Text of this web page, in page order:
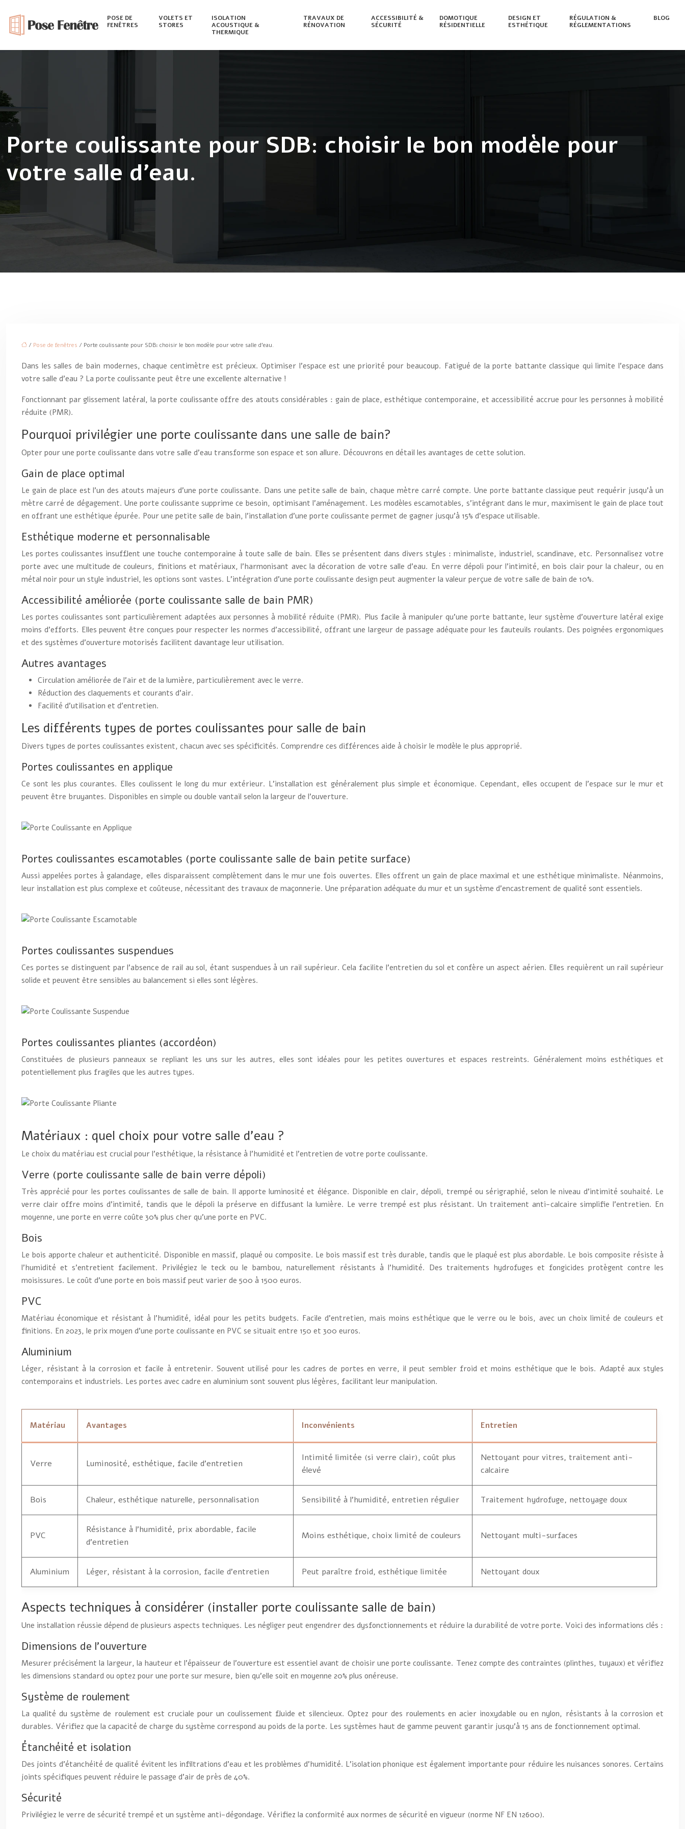
POSE DE
FENÊTRES
VOLETS ET
STORES
ISOLATION
ACOUSTIQUE &
THERMIQUE
TRAVAUX DE
RÉNOVATION
ACCESSIBILITÉ &
SÉCURITÉ
DOMOTIQUE
RÉSIDENTIELLE
DESIGN ET
ESTHÉTIQUE
RÉGULATION &
RÉGLEMENTATIONS
BLOG
Porte coulissante pour SDB: choisir le bon modèle pour
votre salle d’eau.
/ Pose de fenêtres / Porte coulissante pour SDB: choisir le bon modèle pour votre salle d’eau.
Dans les salles de bain modernes, chaque centimètre est précieux. Optimiser l’espace est une priorité pour beaucoup. Fatigué de la porte battante classique qui limite l’espace dans
votre salle d’eau ? La porte coulissante peut être une excellente alternative !
Fonctionnant par glissement latéral, la porte coulissante offre des atouts considérables : gain de place, esthétique contemporaine, et accessibilité accrue pour les personnes à mobilité
réduite (PMR).
Pourquoi privilégier une porte coulissante dans une salle de bain?
Opter pour une porte coulissante dans votre salle d’eau transforme son espace et son allure. Découvrons en détail les avantages de cette solution.
Gain de place optimal
Le gain de place est l’un des atouts majeurs d’une porte coulissante. Dans une petite salle de bain, chaque mètre carré compte. Une porte battante classique peut requérir jusqu’à un
mètre carré de dégagement. Une porte coulissante supprime ce besoin, optimisant l’aménagement. Les modèles escamotables, s’intégrant dans le mur, maximisent le gain de place tout
en offrant une esthétique épurée. Pour une petite salle de bain, l’installation d’une porte coulissante permet de gagner jusqu’à 15% d’espace utilisable.
Esthétique moderne et personnalisable
Les portes coulissantes insufflent une touche contemporaine à toute salle de bain. Elles se présentent dans divers styles : minimaliste, industriel, scandinave, etc. Personnalisez votre
porte avec une multitude de couleurs, finitions et matériaux, l’harmonisant avec la décoration de votre salle d’eau. En verre dépoli pour l’intimité, en bois clair pour la chaleur, ou en
métal noir pour un style industriel, les options sont vastes. L’intégration d’une porte coulissante design peut augmenter la valeur perçue de votre salle de bain de 10%.
Accessibilité améliorée (porte coulissante salle de bain PMR)
Les portes coulissantes sont particulièrement adaptées aux personnes à mobilité réduite (PMR). Plus facile à manipuler qu’une porte battante, leur système d’ouverture latéral exige
moins d’efforts. Elles peuvent être conçues pour respecter les normes d’accessibilité, offrant une largeur de passage adéquate pour les fauteuils roulants. Des poignées ergonomiques
et des systèmes d’ouverture motorisés facilitent davantage leur utilisation.
Autres avantages
Circulation améliorée de l’air et de la lumière, particulièrement avec le verre.
Réduction des claquements et courants d’air.
Facilité d’utilisation et d’entretien.
Les différents types de portes coulissantes pour salle de bain
Divers types de portes coulissantes existent, chacun avec ses spécificités. Comprendre ces différences aide à choisir le modèle le plus approprié.
Portes coulissantes en applique
Ce sont les plus courantes. Elles coulissent le long du mur extérieur. L’installation est généralement plus simple et économique. Cependant, elles occupent de l’espace sur le mur et
peuvent être bruyantes. Disponibles en simple ou double vantail selon la largeur de l’ouverture.
Portes coulissantes escamotables (porte coulissante salle de bain petite surface)
Aussi appelées portes à galandage, elles disparaissent complètement dans le mur une fois ouvertes. Elles offrent un gain de place maximal et une esthétique minimaliste. Néanmoins,
leur installation est plus complexe et coûteuse, nécessitant des travaux de maçonnerie. Une préparation adéquate du mur et un système d’encastrement de qualité sont essentiels.
Portes coulissantes suspendues
Ces portes se distinguent par l’absence de rail au sol, étant suspendues à un rail supérieur. Cela facilite l’entretien du sol et confère un aspect aérien. Elles requièrent un rail supérieur
solide et peuvent être sensibles au balancement si elles sont légères.
Portes coulissantes pliantes (accordéon)
Constituées de plusieurs panneaux se repliant les uns sur les autres, elles sont idéales pour les petites ouvertures et espaces restreints. Généralement moins esthétiques et
potentiellement plus fragiles que les autres types.
Matériaux : quel choix pour votre salle d’eau ?
Le choix du matériau est crucial pour l’esthétique, la résistance à l’humidité et l’entretien de votre porte coulissante.
Verre (porte coulissante salle de bain verre dépoli)
Très apprécié pour les portes coulissantes de salle de bain. Il apporte luminosité et élégance. Disponible en clair, dépoli, trempé ou sérigraphié, selon le niveau d’intimité souhaité. Le
verre clair offre moins d’intimité, tandis que le dépoli la préserve en diffusant la lumière. Le verre trempé est plus résistant. Un traitement anti-calcaire simplifie l’entretien. En
moyenne, une porte en verre coûte 30% plus cher qu’une porte en PVC.
Bois
Le bois apporte chaleur et authenticité. Disponible en massif, plaqué ou composite. Le bois massif est très durable, tandis que le plaqué est plus abordable. Le bois composite résiste à
l’humidité et s’entretient facilement. Privilégiez le teck ou le bambou, naturellement résistants à l’humidité. Des traitements hydrofuges et fongicides protègent contre les
moisissures. Le coût d’une porte en bois massif peut varier de 500 à 1500 euros.
PVC
Matériau économique et résistant à l’humidité, idéal pour les petits budgets. Facile d’entretien, mais moins esthétique que le verre ou le bois, avec un choix limité de couleurs et
finitions. En 2023, le prix moyen d’une porte coulissante en PVC se situait entre 150 et 300 euros.
Aluminium
Léger, résistant à la corrosion et facile à entretenir. Souvent utilisé pour les cadres de portes en verre, il peut sembler froid et moins esthétique que le bois. Adapté aux styles
contemporains et industriels. Les portes avec cadre en aluminium sont souvent plus légères, facilitant leur manipulation.
Matériau Avantages Inconvénients Entretien
Verre Luminosité, esthétique, facile d’entretien
Intimité limitée (si verre clair), coût plus
élevé
Nettoyant pour vitres, traitement anti-
calcaire
Bois Chaleur, esthétique naturelle, personnalisation Sensibilité à l’humidité, entretien régulier Traitement hydrofuge, nettoyage doux
PVC
Résistance à l’humidité, prix abordable, facile
d’entretien
Moins esthétique, choix limité de couleurs Nettoyant multi-surfaces
Aluminium Léger, résistant à la corrosion, facile d’entretien Peut paraître froid, esthétique limitée Nettoyant doux
Aspects techniques à considérer (installer porte coulissante salle de bain)
Une installation réussie dépend de plusieurs aspects techniques. Les négliger peut engendrer des dysfonctionnements et réduire la durabilité de votre porte. Voici des informations clés :
Dimensions de l’ouverture
Mesurer précisément la largeur, la hauteur et l’épaisseur de l’ouverture est essentiel avant de choisir une porte coulissante. Tenez compte des contraintes (plinthes, tuyaux) et vérifiez
les dimensions standard ou optez pour une porte sur mesure, bien qu’elle soit en moyenne 20% plus onéreuse.
Système de roulement
La qualité du système de roulement est cruciale pour un coulissement fluide et silencieux. Optez pour des roulements en acier inoxydable ou en nylon, résistants à la corrosion et
durables. Vérifiez que la capacité de charge du système correspond au poids de la porte. Les systèmes haut de gamme peuvent garantir jusqu’à 15 ans de fonctionnement optimal.
Étanchéité et isolation
Des joints d’étanchéité de qualité évitent les infiltrations d’eau et les problèmes d’humidité. L’isolation phonique est également importante pour réduire les nuisances sonores. Certains
joints spécifiques peuvent réduire le passage d’air de près de 40%.
Sécurité
Privilégiez le verre de sécurité trempé et un système anti-dégondage. Vérifiez la conformité aux normes de sécurité en vigueur (norme NF EN 12600).